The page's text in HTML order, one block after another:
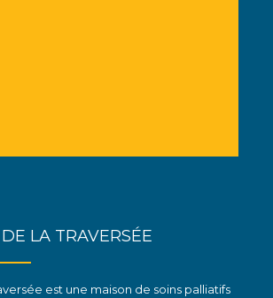
LA TRAVERSÉE
est une maison de soins palliatifs